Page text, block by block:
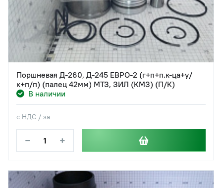
Поршневая Д-260, Д-245 ЕВРО-2 (г+п+п.к-ца+у/
к+п/п) (палец 42мм) МТЗ, ЗИЛ (КМЗ) (П/К)
В наличии
с НДС / за
− +